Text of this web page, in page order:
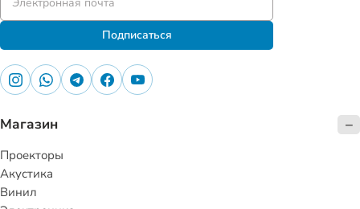
Подписаться
Магазин
Проекторы
Акустика
Винил